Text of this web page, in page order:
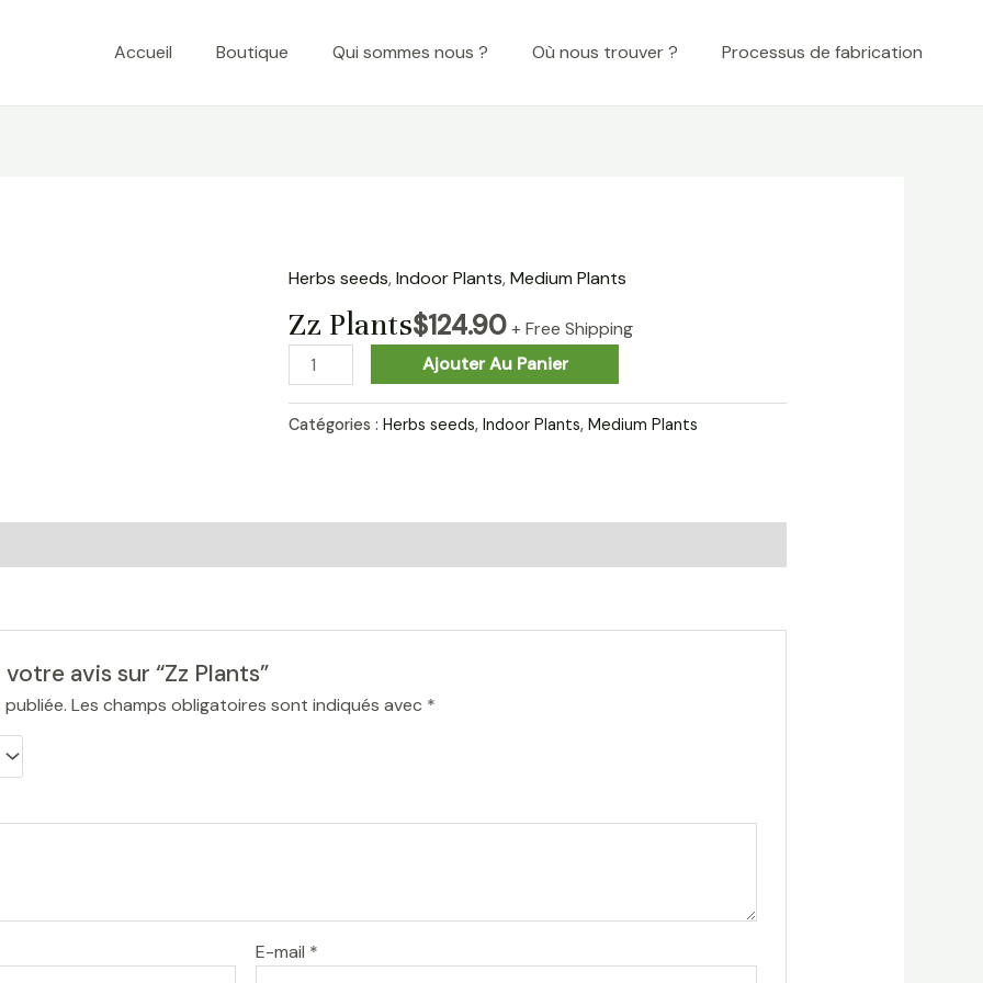
Accueil Boutique Qui sommes nous ? Où nous trouver ? Processus de fabrication
Herbs seeds,Indoor Plants,Medium Plants
Zz Plants$124.90 + Free Shipping
quantité
de
Zz
Plants
Ajouter Au Panier
Catégories :Herbs seeds,Indoor Plants,Medium Plants
avis sur “Zz Plants”
Les champs obligatoires sont indiqués avec *
E-mail *